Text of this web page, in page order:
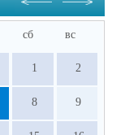
сб вс
1 2
8 9